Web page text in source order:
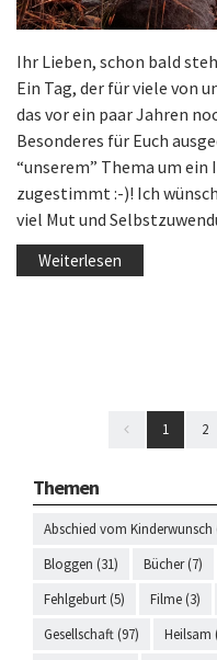
Ihr Lieben, schon bald
Ein Tag, der für viele von
das vor ein paar Jahren
Besonderes für Euch
“unserem” Thema um ein
zugestimmt :-)! Ich
viel Mut und
Weiterlesen
1 2
Themen
Abschied vom Kinderwunsch
Bloggen (31)
Bücher (7)
Fehlgeburt (5)
Filme (3)
Gesellschaft (97)
Heilsam